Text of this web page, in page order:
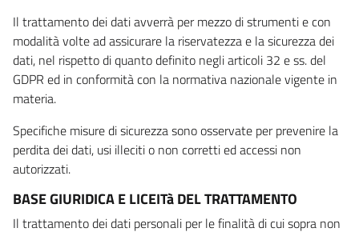
Il trattamento dei dati avverrà per mezzo di strumenti e con
modalità volte ad assicurare la riservatezza e la sicurezza dei
dati, nel rispetto di quanto definito negli articoli 32 e ss. del
GDPR ed in conformità con la normativa nazionale vigente in
materia.
Specifiche misure di sicurezza sono osservate per prevenire la
perdita dei dati, usi illeciti o non corretti ed accessi non
autorizzati.
BASE GIURIDICA E LICEITà DEL TRATTAMENTO
Il trattamento dei dati personali per le finalità di cui sopra non